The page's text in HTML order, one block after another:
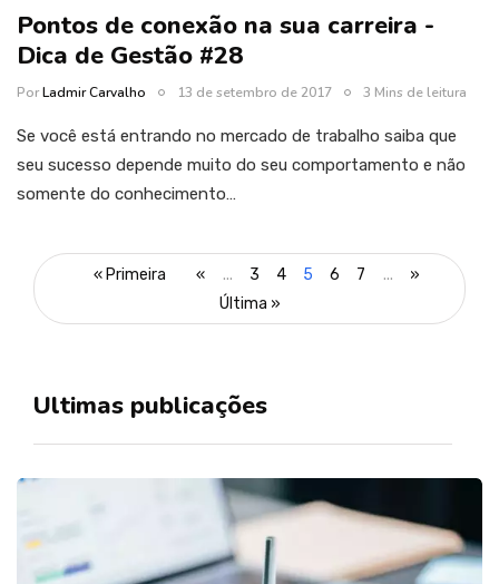
Pontos de conexão na sua carreira -
Dica de Gestão #28
PorLadmir Carvalho 13 de setembro de 2017 3 Mins de leitura
Se você está entrando no mercado de trabalho saiba que
seu sucesso depende muito do seu comportamento e não
somente do conhecimento…
« Primeira « ... 3 4 5 6 7 ...
»
Última »
Ultimas publicações